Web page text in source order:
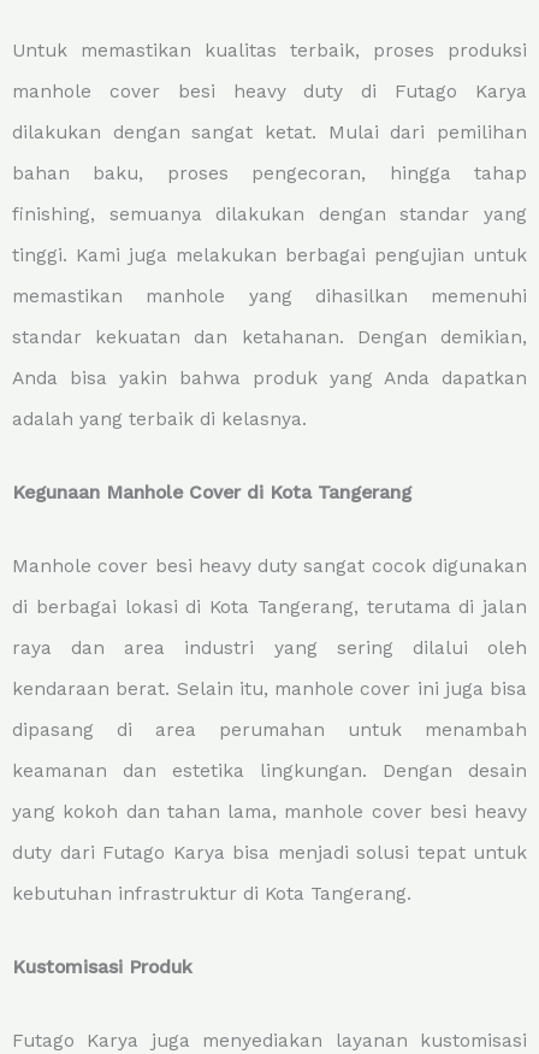
Untuk memastikan kualitas terbaik, proses produksi
manhole cover besi heavy duty di Futago Karya
dilakukan dengan sangat ketat. Mulai dari pemilihan
bahan baku, proses pengecoran, hingga tahap
finishing, semuanya dilakukan dengan standar yang
tinggi. Kami juga melakukan berbagai pengujian untuk
memastikan manhole yang dihasilkan memenuhi
standar kekuatan dan ketahanan. Dengan demikian,
Anda bisa yakin bahwa produk yang Anda dapatkan
adalah yang terbaik di kelasnya.
Kegunaan Manhole Cover di Kota Tangerang
Manhole cover besi heavy duty sangat cocok digunakan
di berbagai lokasi di Kota Tangerang, terutama di jalan
raya dan area industri yang sering dilalui oleh
kendaraan berat. Selain itu, manhole cover ini juga bisa
dipasang di area perumahan untuk menambah
keamanan dan estetika lingkungan. Dengan desain
yang kokoh dan tahan lama, manhole cover besi heavy
duty dari Futago Karya bisa menjadi solusi tepat untuk
kebutuhan infrastruktur di Kota Tangerang.
Kustomisasi Produk
Futago Karya juga menyediakan layanan kustomisasi